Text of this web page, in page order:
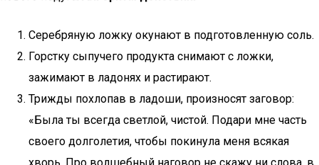
Серебряную ложку окунают в подготовленную соль.
Горстку сыпучего продукта снимают с ложки,
зажимают в ладонях и растирают.
Трижды похлопав в ладоши, произносят заговор:
«Была ты всегда светлой, чистой. Подари мне часть
своего долголетия, чтобы покинула меня всякая